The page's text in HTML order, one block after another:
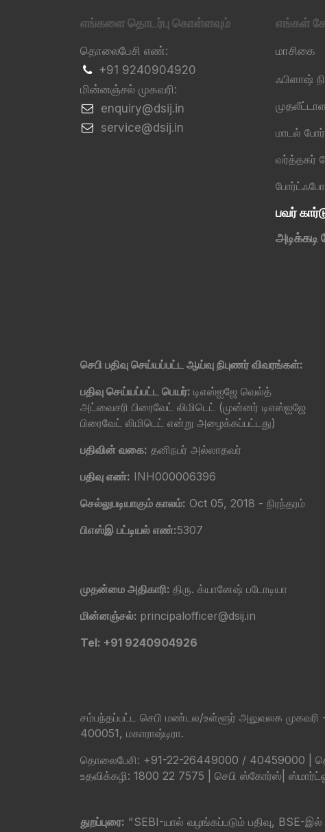
எங்களை தொடர்பு கொள்ளவும்
தொலைபேசி எண்:
+91 9240904920
மின்னஞ்சல் முகவரி:
​enquiry@dsij.in
​service@dsij.in
எங்கள்
மாசிகை
ஃபிளாஷ்
மாடல்
வர்த்தகர்
பவர்
செபி பதிவு செய்யப்பட்ட ஆய்வு நிபுணர் விவரங்கள்:
பதிவு செய்யப்பட்ட பெயர்: டிஎஸ்ஐஜே வெல்த்
அட்வைசரி பிரைவேட் லிமிடெட் (முன்னர் டிஎஸ்ஐஜே
பிரைவேட் லிமிடெட் என்று அழைக்கப்பட்டது)
பதிவின் வகை: தனிநபர் அல்லாதவர்
பதிவு எண்: INH000006396
செல்லுபடியாகும் காலம்: Oct 05, 2018 - நிரந்தரம்
பிஎஸ்இ பட்டியல் எண்:5307
முதன்மை அதிகாரி: திரு. க்யானேஷ் படோடியா
மின்னஞ்சல்: principalofficer@dsij.in
Tel: +91 9240904926
சம்பந்தப்பட்ட செபி மண்டல/உள்ளூர் அலுவலக
400051, மகாராஷ்டிரா.
தொலைபேசி: +91-22-26449000 / 40459000 |
உதவிக்கழி: 1800 22 7575 | செபி ஸ்கோர்ஸ்
துறப்புரை: "SEBI-யால் வழங்கப்படும் பதிவு, BSE-